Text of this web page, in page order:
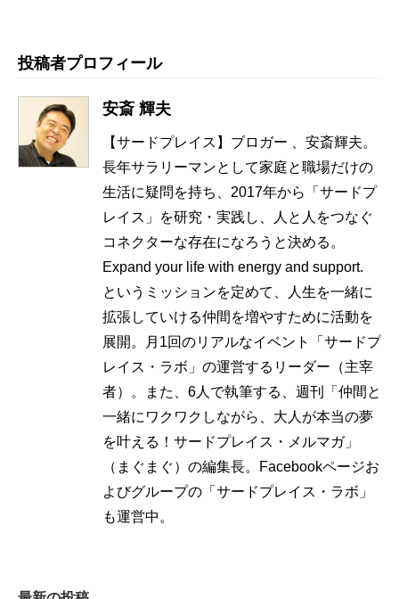
投稿者プロフィール
安斎 輝夫
【サードプレイス】ブロガー 、安斎輝夫。
長年サラリーマンとして家庭と職場だけの
生活に疑問を持ち、2017年から「サードプ
レイス」を研究・実践し、人と人をつなぐ
コネクターな存在になろうと決める。
Expand your life with energy and support.
というミッションを定めて、人生を一緒に
拡張していける仲間を増やすために活動を
展開。月1回のリアルなイベント「サードプ
レイス・ラボ」の運営するリーダー（主宰
者）。また、6人で執筆する、週刊「仲間と
一緒にワクワクしながら、大人が本当の夢
を叶える！サードプレイス・メルマガ」
（まぐまぐ）の編集長。Facebookページお
よびグループの「サードプレイス・ラボ」
も運営中。